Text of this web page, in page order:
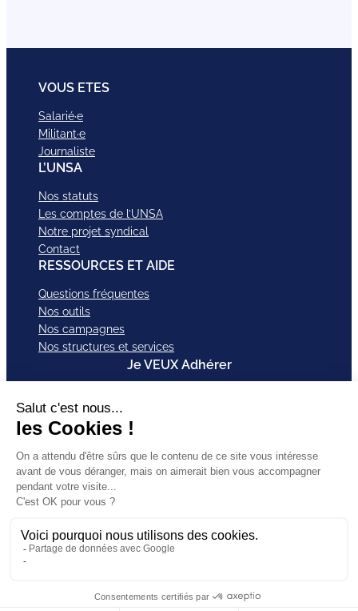
VOUS ETES
Salarié·e
Militant·e
Journaliste
L’UNSA
Nos statuts
Les comptes de l’UNSA
Notre projet syndical
Contact
RESSOURCES ET AIDE
Questions fréquentes
Nos outils
Nos campagnes
Nos structures et services
Je VEUX Adhérer
ABonnez-vous à nos newsletter
Mentions légales
Politique de
CGU